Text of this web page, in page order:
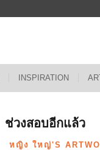
INSPIRATION
ช่วงสอบอีกแล้ว
หญิง ใหญ่'S